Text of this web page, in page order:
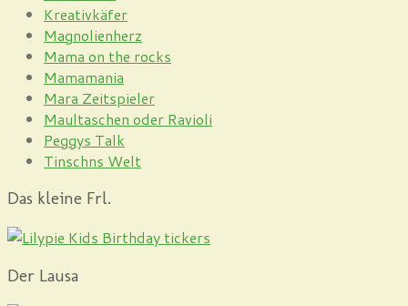
Kreativkäfer
Magnolienherz
Mama on the rocks
Mamamania
Mara Zeitspieler
Maultaschen oder Ravioli
Peggys Talk
Tinschns Welt
Das kleine Frl.
Der Lausa